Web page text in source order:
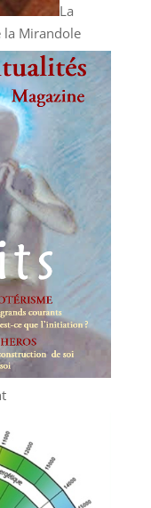
La
la Mirandole